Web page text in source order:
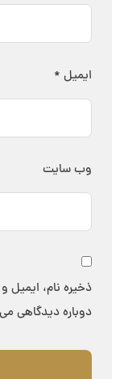
ایمیل *
وب‌ سایت
ذخیره نام، ایمیل
دوباره دیدگاهی